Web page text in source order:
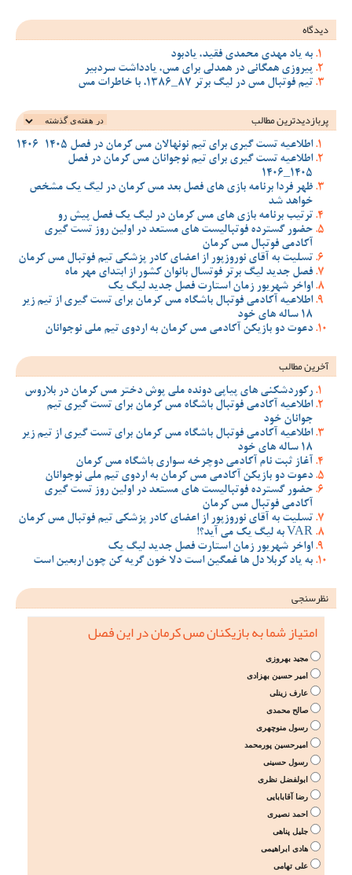
دیدگاه
به یاد مهدی محمدی فقید، یادبود
پیروزی همگانی در همدلی برای مس، یادداشت سردبیر
تیم فوتبال مس در لیگ برتر 87_1386، با خاطرات مس
پربازدیدترین‌ مطالب
اطلاعیه تست گیری برای تیم نونهالان مس کرمان در فصل 1405-1406
اطلاعیه تست گیری برای تیم نوجوانان مس کرمان در فصل
1405_1406
ظهر فردا برنامه بازی های فصل بعد مس کرمان در لیگ یک مشخص
خواهد شد
ترتیب برنامه بازی های مس کرمان در لیگ یک فصل پیش رو
حضور گسترده فوتبالیست های مستعد در اولین روز تست گیری
آکادمی فوتبال مس کرمان
تسلیت به آقای نوروزپور از اعضای کادر پزشکی تیم فوتبال مس کرمان
فصل جدید لیگ برتر فوتسال بانوان کشور از ابتدای مهر ماه
اواخر شهریور زمان استارت فصل جدید لیگ یک
اطلاعیه آکادمی فوتبال باشگاه مس کرمان برای تست گیری از تیم زیر
18 ساله های خود
دعوت دو بازیکن آکادمی مس کرمان به اردوی تیم ملی نوجوانان
آخرین مطالب
رکوردشکنی های پیاپی دونده ملی پوش دختر مس کرمان در بلاروس
اطلاعیه آکادمی فوتبال باشگاه مس کرمان برای تست گیری تیم
جوانان خود
اطلاعیه آکادمی فوتبال باشگاه مس کرمان برای تست گیری از تیم زیر
18 ساله های خود
آغاز ثبت نام آکادمی دوچرخه سواری باشگاه مس کرمان
دعوت دو بازیکن آکادمی مس کرمان به اردوی تیم ملی نوجوانان
حضور گسترده فوتبالیست های مستعد در اولین روز تست گیری
آکادمی فوتبال مس کرمان
تسلیت به آقای نوروزپور از اعضای کادر پزشکی تیم فوتبال مس کرمان
VAR به لیگ یک می آید؟!
اواخر شهریور زمان استارت فصل جدید لیگ یک
به یاد کربلا دل ها غمگین است دلا خون گریه کن چون اربعین است
نظرسنجی
امتیاز شما به بازیکنان مس کرمان در این فصل
مجید بهروزی
امیر حسین بهزادی
عارف زینلی
صالح محمدی
رسول منوچهری
امیرحسین پورمحمد
رسول حسینی
ابولفضل نظری
رضا آقابابایی
احمد نصیری
جلیل پناهی
هادی ابراهیمی
علی تهامی